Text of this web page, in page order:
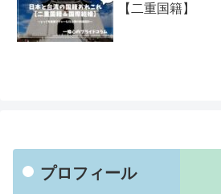
【二重国籍】
プロフィール